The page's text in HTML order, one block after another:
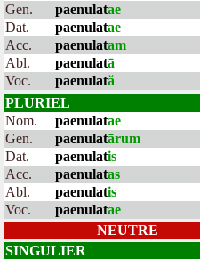
Gen.
paenulatae
Dat.
paenulatae
Acc.
paenulatam
Abl.
paenulatā
Voc.
paenulată
PLURIEL
Nom.
paenulatae
Gen.
paenulatārum
Dat.
paenulatis
Acc.
paenulatas
Abl.
paenulatis
Voc.
paenulatae
NEUTRE
SINGULIER